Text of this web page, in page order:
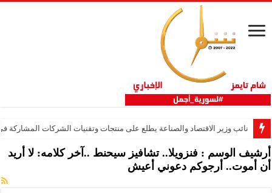
نائب وزير الاقتصاد والصناعة يطلع على منتجات وتقنيات الشركات المشاركة في
أرشيف الوسم : فنزويلا.. تشافيز سيحنط ..آخر كلامه: لا أريد
أن أموت.. أرجوكم دعوني أعيش